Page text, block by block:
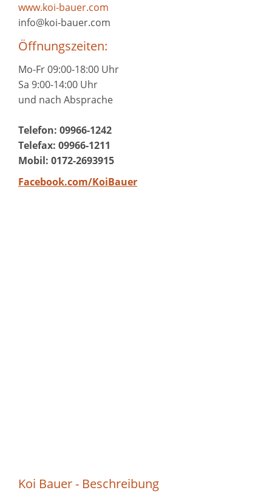
www.koi-bauer.com
info@koi-bauer.com
Öffnungszeiten:
Mo-Fr 09:00-18:00 Uhr
Sa 9:00-14:00 Uhr
und nach Absprache
Telefon: 09966-1242
Telefax: 09966-1211
Mobil: 0172-2693915
Facebook.com/KoiBauer
Koi Bauer - Beschreibung